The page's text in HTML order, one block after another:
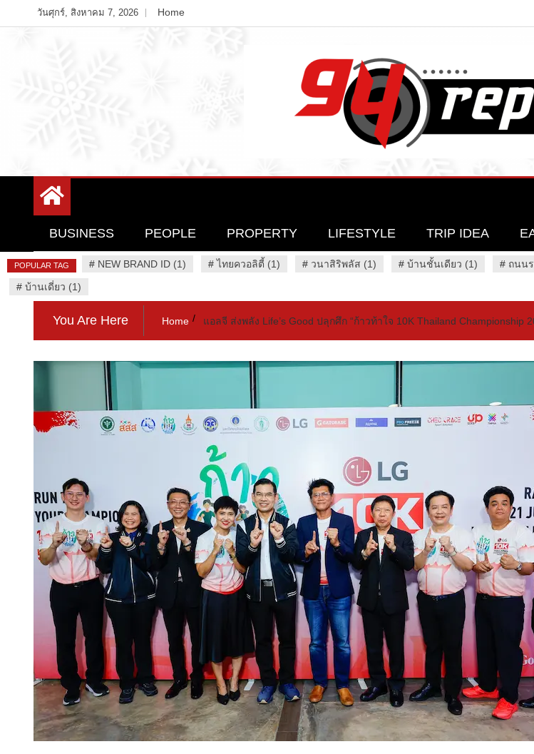
to
วันศุกร์, สิงหาคม 7, 2026 Home
94 Report.com
BUSINESS PEOPLE PROPERTY LIFESTYLE TRIP IDEA
POPULAR TAG # NEW BRAND ID (1) #ไทยควอลิตี้ (1) # วนาสิริพลัส (1) # บ้านชั้นเดียว (1) # ถนน
# บ้านเดี่ยว (1)
You Are Here Home แอลจี ส่งพลัง Life’s Good ปลุกศึก “ก้าวท้าใจ 10K Thailand